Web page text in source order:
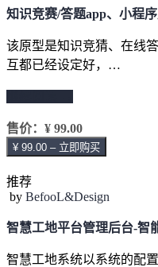
知识竞赛/答题app、小程
该原型是知识竞猜、在线
互都已经设定好，…
售价： ¥ 99.00
¥ 99.00 – 立即购买
推荐
by BefooL&Design
智慧工地平台管理后台-智
智慧工地系统以系统的配